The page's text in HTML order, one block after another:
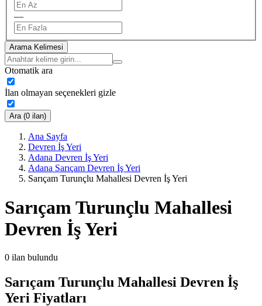
—
Arama Kelimesi
Otomatik ara
İlan olmayan seçenekleri gizle
Ara (0 ilan)
Ana Sayfa
Devren İş Yeri
Adana Devren İş Yeri
Adana Sarıçam Devren İş Yeri
Sarıçam Turunçlu Mahallesi Devren İş Yeri
Sarıçam Turunçlu Mahallesi
Devren İş Yeri
0 ilan bulundu
Sarıçam Turunçlu Mahallesi Devren İş
Yeri Fiyatları